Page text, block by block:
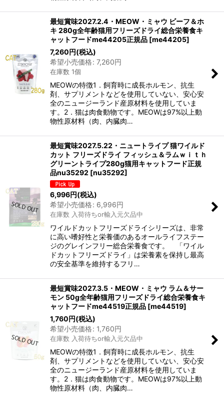
最短賞味2027.2.4・MEOW・ミャウ ビーフ＆ホ
キ 280g全年齢猫用フリーズドライ総合栄養食キ
ャットフードme44205正規品 [me44205]
7,260円(税込)
希望小売価格: 7,260円
在庫数 1個
MEOWの特徴1．飼育時に成長ホルモン、抗生
剤、サプリメントなどを使用していない、安心安
全のニュージーランド産原材料を使用していま
す。2．猫は肉食動物です。MEOWは97%以上動
物性原材料（肉、内臓肉…
最短賞味2027.5.22・ニュートライプ 猫ワイルド
カット フリーズドライ フィッシュ＆ラムｗｉｔｈ
グリーントライプ280g猫用キャットフード正規
品nu35292 [nu35292]
6,996円(税込)
希望小売価格: 6,996円
在庫数 入荷待ちor輸入元欠品中
ワイルドカットフリーズドライシリーズは、非常
に高い嗜好性と栄養価のあるオールライフステー
ジのグレインフリー総合栄養食です。 「ワイル
ドカットフリーズドライ」は栄養素を保持し最高
の安全基準を維持するフリ…
最短賞味2027.3.5・MEOW・ミャウ ラム＆サー
モン 50g全年齢猫用フリーズドライ総合栄養食キ
ャットフードme44519正規品 [me44519]
1,760円(税込)
希望小売価格: 1,760円
在庫数 入荷待ちor輸入元欠品中
MEOWの特徴1．飼育時に成長ホルモン、抗生
剤、サプリメントなどを使用していない、安心安
全のニュージーランド産原材料を使用していま
す。2．猫は肉食動物です。MEOWは97%以上動
物性原材料（肉、内臓肉…